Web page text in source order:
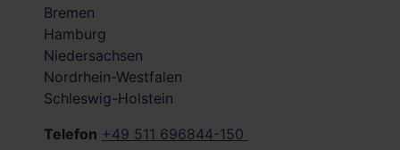
Bremen
Hamburg
Niedersachsen
Nordrhein-Westfalen
Schleswig-Holstein
Telefon +49 511 696844-150